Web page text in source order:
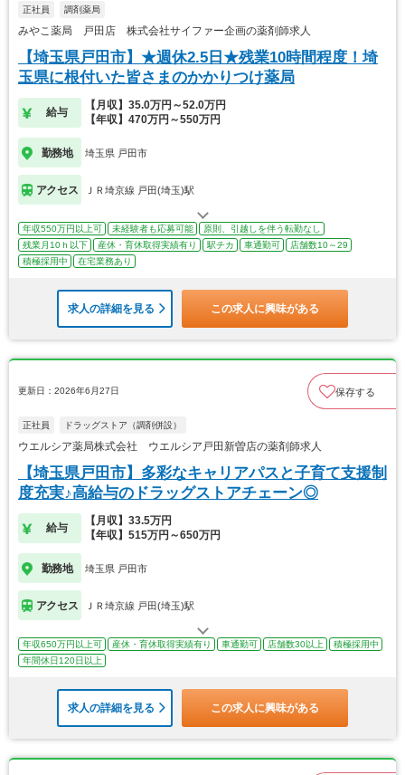
正社員 調剤薬局
みやこ薬局 戸田店 株式会社サイファー企画の薬剤師求人
【埼玉県戸田市】★週休2.5日★残業10時間程度！埼
玉県に根付いた皆さまのかかりつけ薬局
給与
【月収】35.0万円～52.0万円
【年収】470万円～550万円
勤務地 埼玉県 戸田市
アクセス ＪＲ埼京線 戸田(埼玉)駅
年収550万円以上可 未経験者も応募可能
原則、引越しを伴う転勤なし
残業月10ｈ以下
産休・育休取得実績有り 駅チカ 車通勤可
店舗数10～29
積極採用中
在宅業務あり
求人の詳細を見る この求人に興味がある
更新日：2026年6月27日 保存する
正社員 ドラッグストア（調剤併設）
ウエルシア薬局株式会社 ウエルシア戸田新曽店の薬剤師求人
【埼玉県戸田市】多彩なキャリアパスと子育て支援制
度充実♪高給与のドラッグストアチェーン◎
給与
【月収】33.5万円
【年収】515万円～650万円
勤務地 埼玉県 戸田市
アクセス ＪＲ埼京線 戸田(埼玉)駅
年収650万円以上可 産休・育休取得実績有り 車通勤可 店舗数30以上
積極採用中
年間休日120日以上
求人の詳細を見る この求人に興味がある